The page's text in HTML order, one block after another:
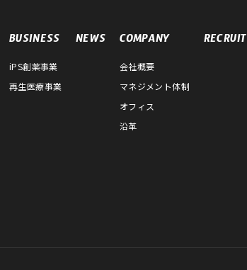
BUSINESS
iPS創薬事業
再生医療事業
NEWS COMPANY
会社概要
マネジメント体制
オフィス
沿革
RECRUIT